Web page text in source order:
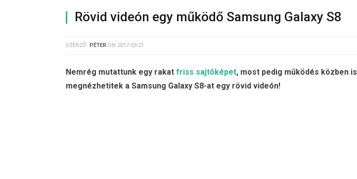
Rövid videón egy működő Samsung Galaxy S8
SZERZŐ: PÉTER ON 2017-03-21
Nemrég mutattunk egy rakat friss sajtóképet, most pedig működés közben is
megnézhetitek a Samsung Galaxy S8-at egy rövid videón!